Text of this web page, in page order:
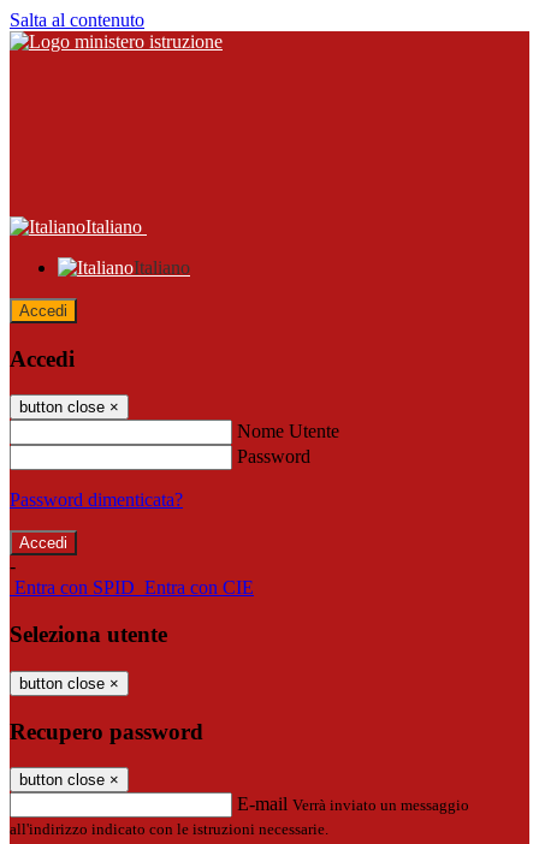
Salta al contenuto
Italiano
Italiano
Accedi
Accedi
button close ×
Nome Utente
Password
Password dimenticata?
-
Entra con SPID Entra con CIE
Seleziona utente
button close ×
Recupero password
button close ×
E-mail Verrà inviato un messaggio
all'indirizzo indicato con le istruzioni necessarie.